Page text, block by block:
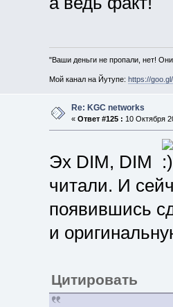
"Ваши деньги не пропали, нет!
Мой канал на Йутупе: https://
Re: KGC networks
« Ответ #125 : 10 Октября
Эх DIM, DIM
читали. И
появившись
и
Цитировать